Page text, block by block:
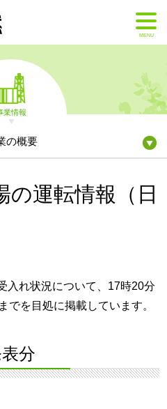
MENU
業情報
の概要
の運転情報（日
入れ状況について、17時20分
でを目処に掲載しています。
分